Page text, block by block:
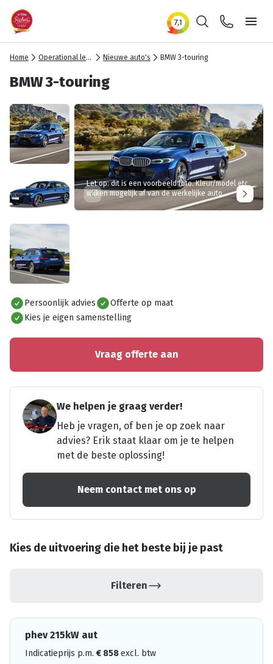
ZoekenContact
Home Operational lease Nieuwe auto's BMW 3-touring
BMW 3-touring
Alles bekijken
Let op: dit is een voorbeeld foto. Kleur/model etc
wijken mogelijk af van de werkelijke auto
Persoonlijk advies
Offerte op maat
Kies je eigen samenstelling
Vraag offerte aan
We helpen je graag verder!
Heb je vragen, of ben je op zoek naar
advies? Erik staat klaar om je te helpen
met de beste oplossing!
Neem contact met ons op
Kies de uitvoering die het beste bij je past
Filteren
phev 215kW aut
Indicatieprijs p.m. € 858excl. btw